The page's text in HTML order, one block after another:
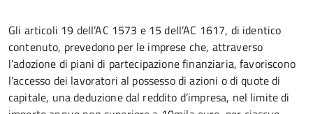
Gli articoli 19 dell’AC 1573 e 15 dell’AC 1617, di identico
contenuto, prevedono per le imprese che, attraverso
l’adozione di piani di partecipazione finanziaria, favoriscono
l’accesso dei lavoratori al possesso di azioni o di quote di
capitale, una deduzione dal reddito d’impresa, nel limite di